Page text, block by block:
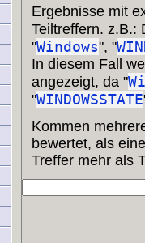
Ergebnisse mit
Teiltreffern. z.B.:
"Windows", "
In diesem Fall
angezeigt, da "
"WINDOWSSTATE
Kommen
bewertet, als
Treffer mehr als